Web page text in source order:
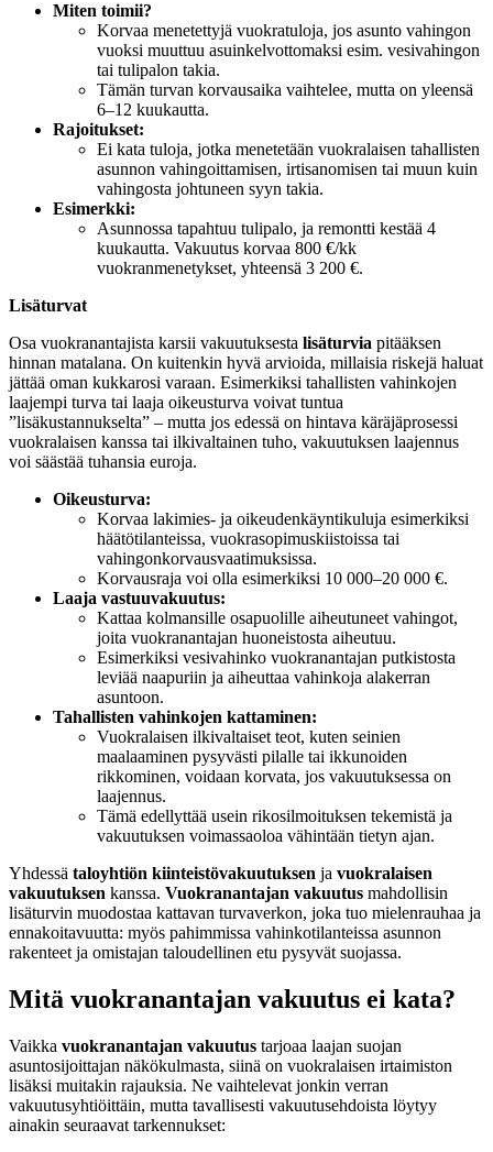
Miten toimii?
Korvaa menetettyjä vuokratuloja, jos asunto vahingon
vuoksi muuttuu asuinkelvottomaksi esim. vesivahingon
tai tulipalon takia.
Tämän turvan korvausaika vaihtelee, mutta on yleensä
6–12 kuukautta.
Rajoitukset:
Ei kata tuloja, jotka menetetään vuokralaisen tahallisten
asunnon vahingoittamisen, irtisanomisen tai muun kuin
vahingosta johtuneen syyn takia.
Esimerkki:
Asunnossa tapahtuu tulipalo, ja remontti kestää 4
kuukautta. Vakuutus korvaa 800 €/kk
vuokranmenetykset, yhteensä 3 200 €.
Lisäturvat
Osa vuokranantajista karsii vakuutuksesta lisäturvia pitääksen
hinnan matalana. On kuitenkin hyvä arvioida, millaisia riskejä haluat
jättää oman kukkarosi varaan. Esimerkiksi tahallisten vahinkojen
laajempi turva tai laaja oikeusturva voivat tuntua
”lisäkustannukselta” – mutta jos edessä on hintava käräjäprosessi
vuokralaisen kanssa tai ilkivaltainen tuho, vakuutuksen laajennus
voi säästää tuhansia euroja.
Oikeusturva:
Korvaa lakimies- ja oikeudenkäyntikuluja esimerkiksi
häätötilanteissa, vuokrasopimuskiistoissa tai
vahingonkorvausvaatimuksissa.
Korvausraja voi olla esimerkiksi 10 000–20 000 €.
Laaja vastuuvakuutus:
Kattaa kolmansille osapuolille aiheutuneet vahingot,
joita vuokranantajan huoneistosta aiheutuu.
Esimerkiksi vesivahinko vuokranantajan putkistosta
leviää naapuriin ja aiheuttaa vahinkoja alakerran
asuntoon.
Tahallisten vahinkojen kattaminen:
Vuokralaisen ilkivaltaiset teot, kuten seinien
maalaaminen pysyvästi pilalle tai ikkunoiden
rikkominen, voidaan korvata, jos vakuutuksessa on
laajennus.
Tämä edellyttää usein rikosilmoituksen tekemistä ja
vakuutuksen voimassaoloa vähintään tietyn ajan.
Yhdessä taloyhtiön kiinteistövakuutuksen ja vuokralaisen
vakuutuksen kanssa. Vuokranantajan vakuutus mahdollisin
lisäturvin muodostaa kattavan turvaverkon, joka tuo mielenrauhaa ja
ennakoitavuutta: myös pahimmissa vahinkotilanteissa asunnon
rakenteet ja omistajan taloudellinen etu pysyvät suojassa.
Mitä vuokranantajan vakuutus ei kata?
Vaikka vuokranantajan vakuutus tarjoaa laajan suojan
asuntosijoittajan näkökulmasta, siinä on vuokralaisen irtaimiston
lisäksi muitakin rajauksia. Ne vaihtelevat jonkin verran
vakuutusyhtiöittäin, mutta tavallisesti vakuutusehdoista löytyy
ainakin seuraavat tarkennukset: